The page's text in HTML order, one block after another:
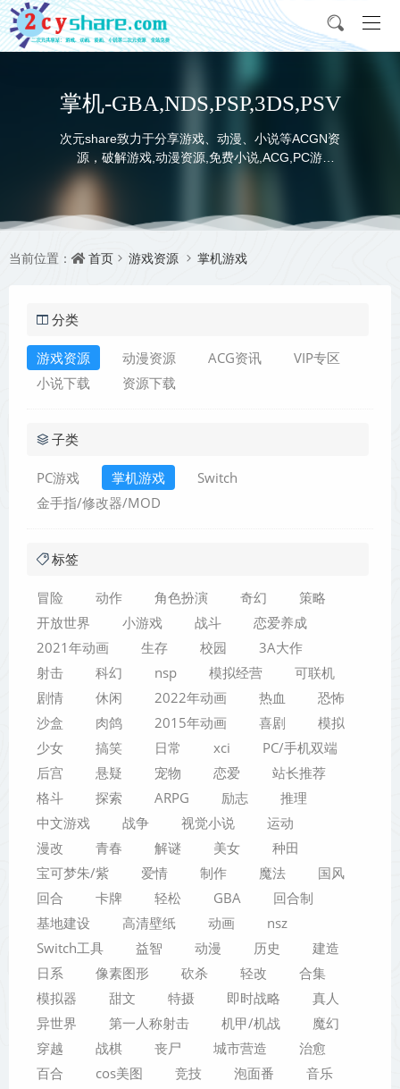
掌机-GBA,NDS,PSP,3DS,PSV
次元share致力于分享游戏、动漫、小说等ACGN资
源，破解游戏,动漫资源,免费小说,ACG,PC游
戏,switch游戏,金手指，动画电影,动画片,全本小说,
并提供网盘下载
当前位置： 首页 游戏资源 掌机游戏
分类
游戏资源 动漫资源 ACG资讯
VIP专区
小说下载
资源下载
子类
PC游戏 掌机游戏
Switch
金手指/修改器/MOD
标签
冒险 动作 角色扮演 奇幻
策略
开放世界
小游戏 战斗
恋爱养成
2021年动画
生存 校园
3A大作
射击
科幻 nsp 模拟经营
可联机
剧情
休闲 2022年动画 热血
恐怖
沙盒
肉鸽 2015年动画 喜剧
模拟
少女
搞笑 日常 xci
PC/手机双端
后宫
悬疑 宠物 恋爱
站长推荐
格斗
探索 ARPG 励志
推理
中文游戏
战争 视觉小说
运动
漫改
青春 解谜 美女
种田
宝可梦朱/紫
爱情 制作 魔法
国风
回合
卡牌 轻松 GBA
回合制
基地建设
高清壁纸 动画
nsz
Switch工具
益智 动漫 历史
建造
日系
像素图形 砍杀 轻改
合集
模拟器
甜文 特摄 即时战略
真人
异世界
第一人称射击 机甲/机战
魔幻
穿越
战棋 丧尸 城市营造
治愈
百合
cos美图 竞技 泡面番
音乐